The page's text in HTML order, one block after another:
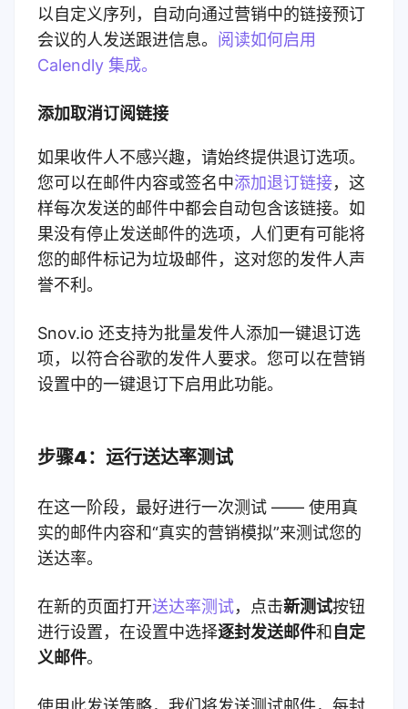
以自定义序列，自动向通过营销中的链接预订
会议的人发送跟进信息。 阅读如何启用
Calendly 集成。
添加取消订阅链接
如果收件人不感兴趣，请始终提供退订选项。
您可以在邮件内容或签名中添加退订链接，这
样每次发送的邮件中都会自动包含该链接。如
果没有停止发送邮件的选项，人们更有可能将
您的邮件标记为垃圾邮件，这对您的发件人声
誉不利。
Snov.io 还支持为批量发件人添加一键退订选
项，以符合谷歌的发件人要求。您可以在营销
设置中的一键退订下启用此功能。
步骤4：运行送达率测试
在这一阶段，最好进行一次测试 —— 使用真
实的邮件内容和“真实的营销模拟”来测试您的
送达率。
在新的页面打开送达率测试，点击新测试按钮
进行设置，在设置中选择逐封发送邮件和 自定
义邮件。